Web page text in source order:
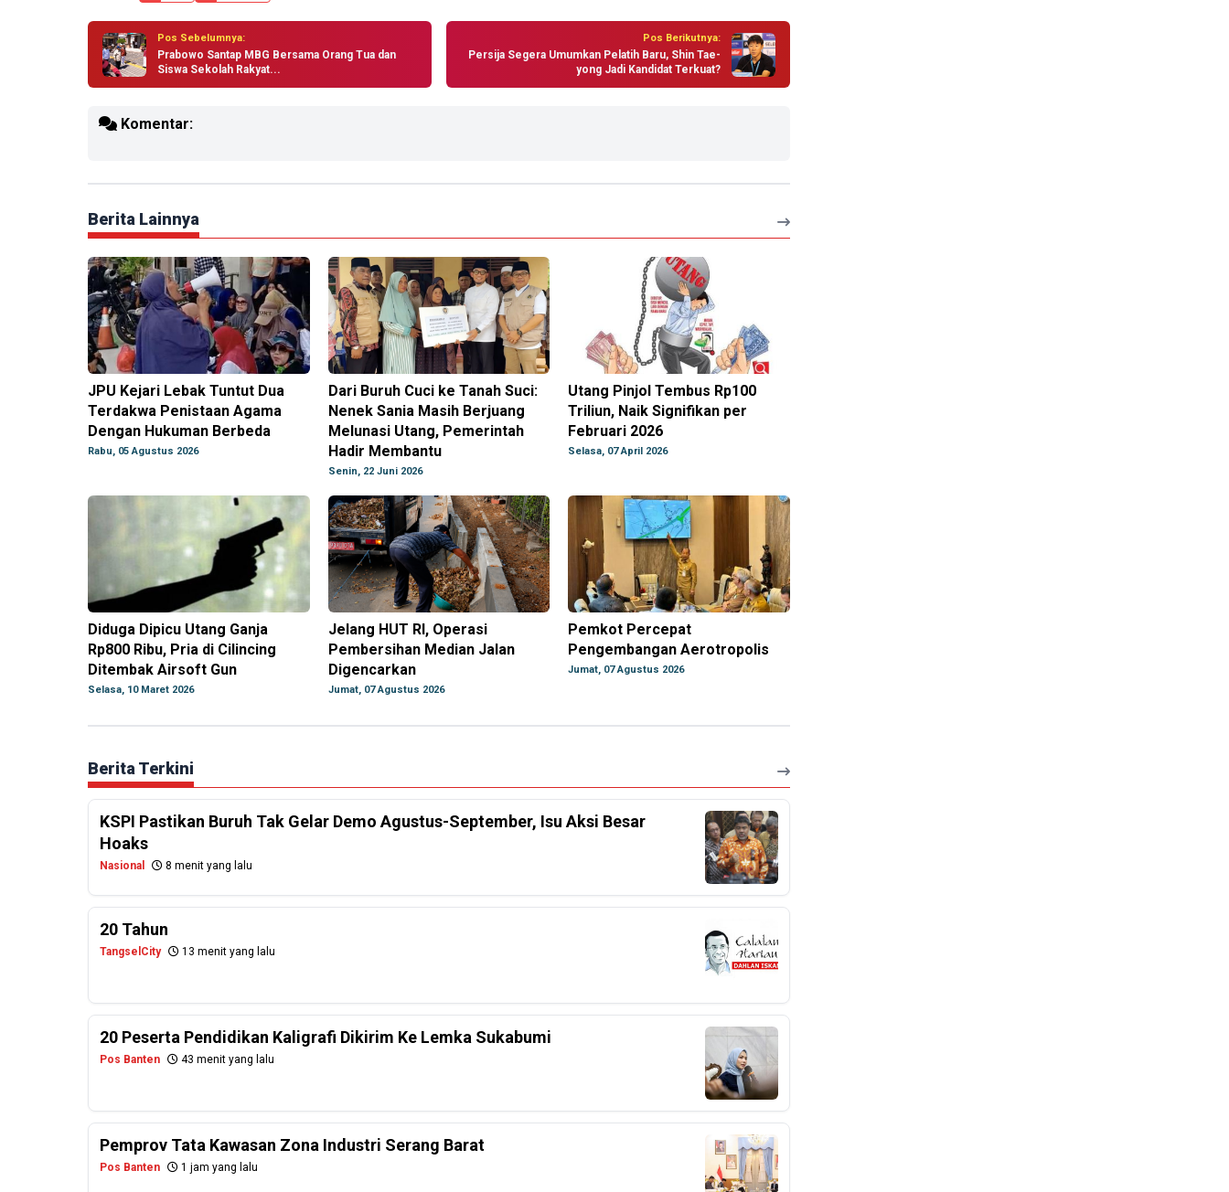
Pos Sebelumnya:
Prabowo Santap MBG Bersama Orang Tua dan
Siswa Sekolah Rakyat...
Pos Berikutnya:
Persija Segera Umumkan Pelatih Baru, Shin Tae-
yong Jadi Kandidat Terkuat?
Komentar:
Berita Lainnya
JPU Kejari Lebak Tuntut Dua
Terdakwa Penistaan Agama
Dengan Hukuman Berbeda
Rabu, 05 Agustus 2026
Dari Buruh Cuci ke Tanah Suci:
Nenek Sania Masih Berjuang
Melunasi Utang, Pemerintah
Hadir Membantu
Senin, 22 Juni 2026
Utang Pinjol Tembus Rp100
Triliun, Naik Signifikan per
Februari 2026
Selasa, 07 April 2026
Diduga Dipicu Utang Ganja
Rp800 Ribu, Pria di Cilincing
Ditembak Airsoft Gun
Selasa, 10 Maret 2026
Jelang HUT RI, Operasi
Pembersihan Median Jalan
Digencarkan
Jumat, 07 Agustus 2026
Pemkot Percepat
Pengembangan Aerotropolis
Jumat, 07 Agustus 2026
Berita Terkini
KSPI Pastikan Buruh Tak Gelar Demo Agustus-September, Isu Aksi Besar
Hoaks
Nasional 8 menit yang lalu
20 Tahun
TangselCity 13 menit yang lalu
20 Peserta Pendidikan Kaligrafi Dikirim Ke Lemka Sukabumi
Pos Banten 43 menit yang lalu
Pemprov Tata Kawasan Zona Industri Serang Barat
Pos Banten 1 jam yang lalu